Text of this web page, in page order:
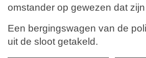
omstander op gewezen dat
Een bergingswagen van de
uit de sloot getakeld.